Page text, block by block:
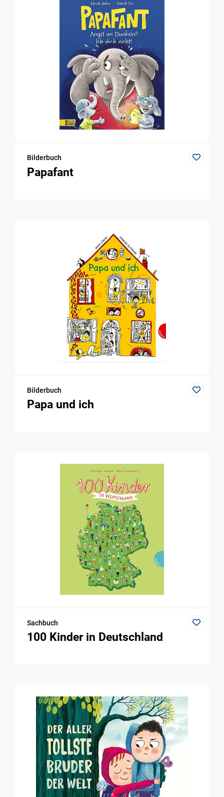
Bilderbuch
Papafant
Bilderbuch
Papa und ich
Sachbuch
100 Kinder in Deutschland